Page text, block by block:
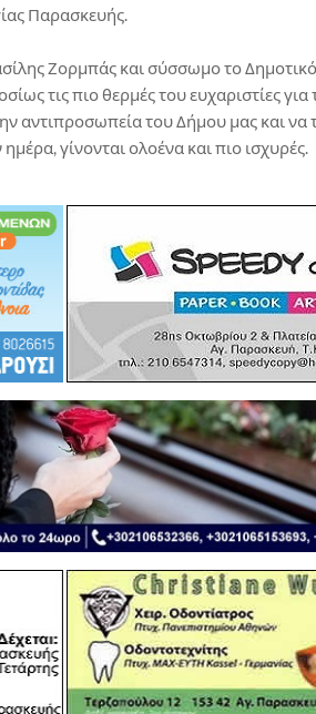
Παρασκευής.
Ζορμπάς και σύσσωμο το
τις πιο θερμές του ευχαριστίες για
αντιπροσωπεία του Δήμου μας και να
γίνονται ολοένα και πιο ισχυρές.